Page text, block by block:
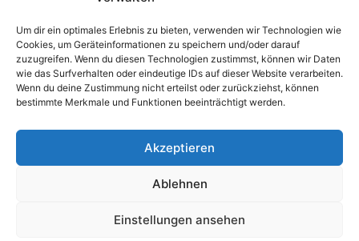
Um dir ein optimales Erlebnis zu bieten, verwenden wir Technologien wie
Cookies, um Geräteinformationen zu speichern und/oder darauf
zuzugreifen. Wenn du diesen Technologien zustimmst, können wir Daten
wie das Surfverhalten oder eindeutige IDs auf dieser Website verarbeiten.
Wenn du deine Zustimmung nicht erteilst oder zurückziehst, können
bestimmte Merkmale und Funktionen beeinträchtigt werden.
Akzeptieren
Ablehnen
Einstellungen ansehen
MADEIRA
TENERIFFA
KRETA